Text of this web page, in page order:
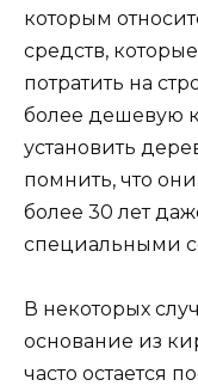
которым
средств,
потратить на
более дешевую
установить
помнить, что
более 30 лет
специальными
В некоторых
основание из
часто остается